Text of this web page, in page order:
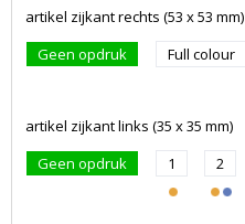
artikel zijkant rechts (53 x 53 mm)
Geen opdruk
Full colour
artikel zijkant links (35 x 35 mm)
Geen opdruk
1 2